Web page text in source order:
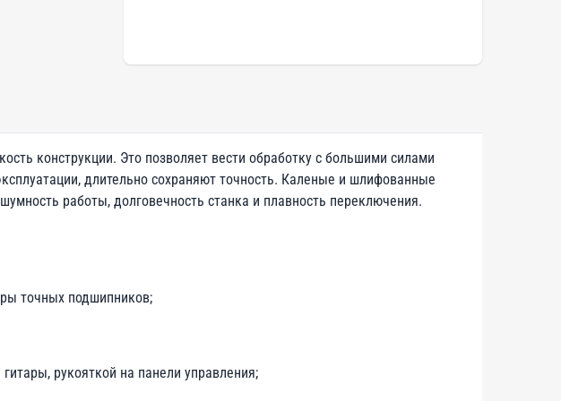
конструкции. Это позволяет вести обработку с большими силами
длительно сохраняют точность. Каленые и шлифованные
работы, долговечность станка и плавность переключения.
точных подшипников;
рукояткой на панели управления;